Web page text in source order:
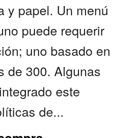
y papel. Un menú
puede requerir
uno basado en
de 300. Algunas
este
de...